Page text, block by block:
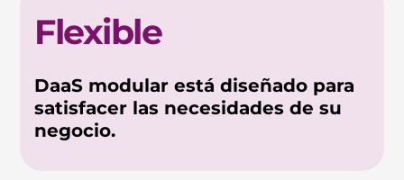
Flexible
DaaS modular está diseñado para
satisfacer las necesidades de su
negocio.